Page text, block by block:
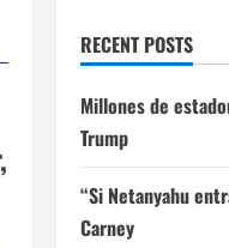
RECENT POSTS
Millones de
Trump
“Si Netanyahu
Carney